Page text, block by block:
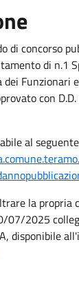
di concorso
di n.1
Funzionari
con
al
la propria
2025
disponibile